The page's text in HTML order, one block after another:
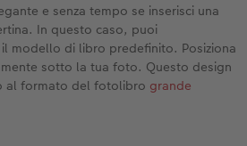
e senza tempo se inserisci una
In questo caso, puoi
modello di libro predefinito. Posiziona
sotto la tua foto. Questo design
al formato del fotolibro grande